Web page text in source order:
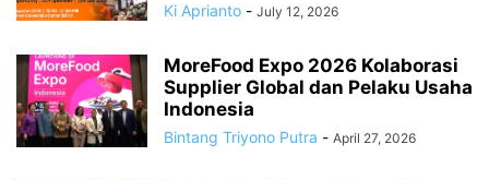
Ki Aprianto - July 12, 2026
MoreFood Expo 2026 Kolaborasi
Supplier Global dan Pelaku Usaha
Indonesia
Bintang Triyono Putra - April 27, 2026